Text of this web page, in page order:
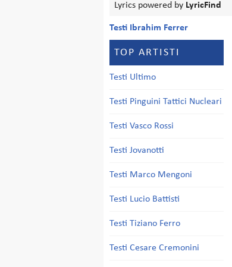
Lyrics powered by LyricFind
Testi Ibrahim Ferrer
TOP ARTISTI
Testi Ultimo
Testi Pinguini Tattici Nucleari
Testi Vasco Rossi
Testi Jovanotti
Testi Marco Mengoni
Testi Lucio Battisti
Testi Tiziano Ferro
Testi Cesare Cremonini